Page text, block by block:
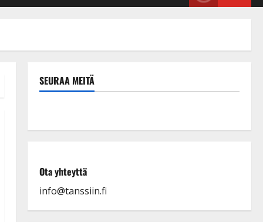
SEURAA MEITÄ
Ota yhteyttä
info@tanssiin.fi